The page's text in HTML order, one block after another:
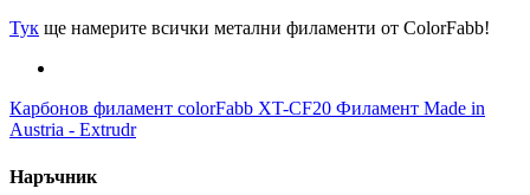
Тук ще намерите всички метални филаменти от ColorFabb!
Карбонов филамент colorFabb XT-CF20 Филамент Made in
Austria - Extrudr
Наръчник